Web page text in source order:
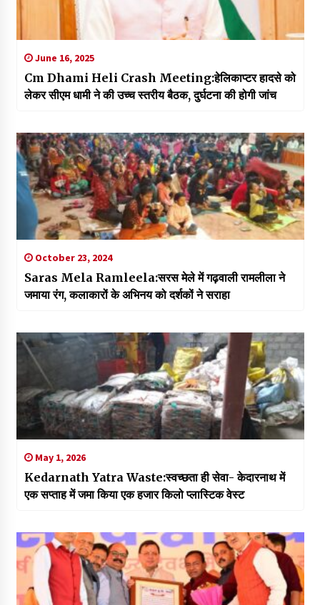
June 16, 2025
Cm Dhami Heli Crash Meeting:हेलिकाप्टर हादसे को
लेकर सीएम धामी ने की उच्च स्तरीय बैठक, दुर्घटना की होगी जांच
October 23, 2024
Saras Mela Ramleela:सरस मेले में गढ़वाली रामलीला ने
जमाया रंग, कलाकारों के अभिनय को दर्शकों ने सराहा
May 1, 2026
Kedarnath Yatra Waste:स्वच्छता ही सेवा- केदारनाथ में
एक सप्ताह में जमा किया एक हजार किलो प्लास्टिक वेस्ट